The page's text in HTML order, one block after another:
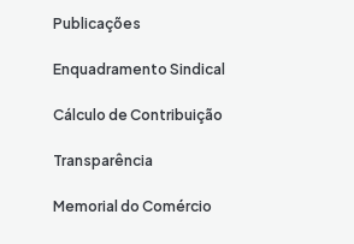
Publicações
Enquadramento Sindical
Cálculo de Contribuição
Transparência
Memorial do Comércio